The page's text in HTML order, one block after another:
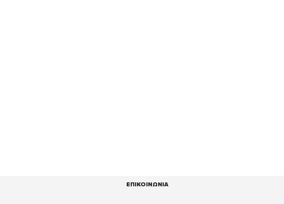
ΕΠΙΚΟΙΝΩΝΙΑ